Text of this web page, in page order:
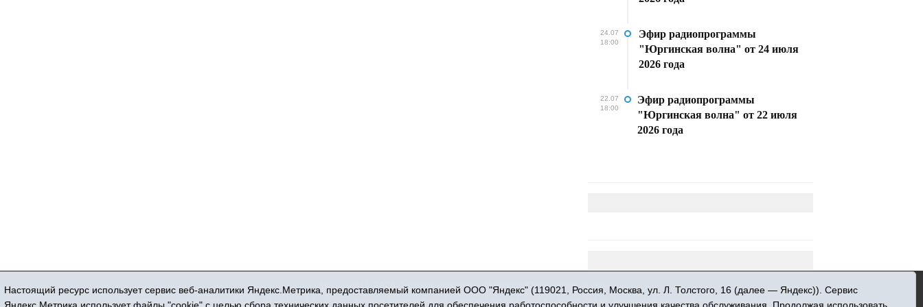
24.07
18:00
Эфир радиопрограммы
"Юргинская волна" от 24 июля
2026 года
22.07
18:00
Эфир радиопрограммы
"Юргинская волна" от 22 июля
2026 года
16+ © 2015-2026 Сетевое издание «Новости Юргинского района»
Регистрационный номер СМИ ЭЛ № ФС 77 - 66052 выдан Федеральной службой по надзору в сфере связи, информационных технологий и массовых
Настоящий ресурс использует сервис веб-аналитики Яндекс.Метрика, предоставляемый компанией ООО "Яндекс" (119021, Россия, Москва, ул. Л. Толстого, 16 (далее — Яндекс)). Сервис